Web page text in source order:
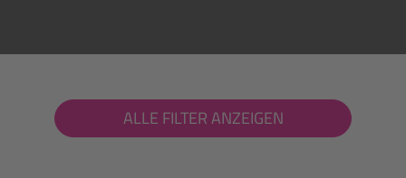
ALLE FILTER ANZEIGEN